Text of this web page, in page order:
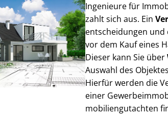
Ingenieure für
zahlt sich aus. Ein
ent­schei­dun­gen und
vor dem Kauf eines
Dieser kann Sie über
Auswahl des
Hierfür werden die
einer
mo­bi­li­en­gut­ach­ten